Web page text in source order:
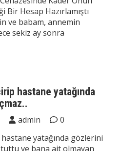
Bir Hesap Hazırlamıştı
ve babam, annemin
sekiz ay sonra
hastane yatağında
admin
0
yatağında gözlerini
ve bana ait olmayan